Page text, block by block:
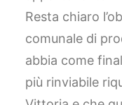
Resta chiaro
comunale di
abbia come
più rinviabile